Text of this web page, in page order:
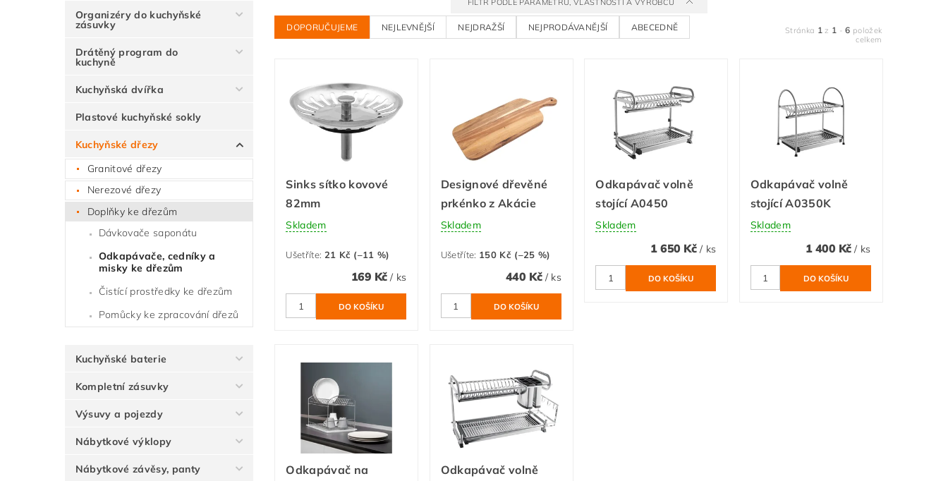
Organizéry do kuchyňské
zásuvky
Drátěný program do
kuchyně
Kuchyňská dvířka
Plastové kuchyňské sokly
Kuchyňské dřezy
Granitové dřezy
Nerezové dřezy
Doplňky ke dřezům
Dávkovače saponátu
Odkapávače, cedníky a
misky ke dřezům
Čistící prostředky ke dřezům
Pomůcky ke zpracování dřezů
Kuchyňské baterie
Kompletní zásuvky
Výsuvy a pojezdy
Nábytkové výklopy
Nábytkové závěsy, panty
FILTR PODLE PARAMETRŮ, VLASTNOSTÍ A VÝROBCŮ
DOPORUČUJEME NEJLEVNĚJŠÍ NEJDRAŽŠÍ NEJPRODÁVANĚJŠÍ ABECEDNĚ Stránka 1 z 1 -6 položek
celkem
Sinks sítko kovové
82mm
Skladem
Ušetříte: 21 Kč (–11 %)
169 Kč/ ks
Designové dřevěné
prkénko z Akácie
Skladem
Ušetříte: 150 Kč (–25 %)
440 Kč / ks
Odkapávač volně
stojící A0450
Skladem
1 650 Kč / ks
Odkapávač volně
stojící A0350K
Skladem
1 400 Kč/ ks
Odkapávač na
Odkapávač volně